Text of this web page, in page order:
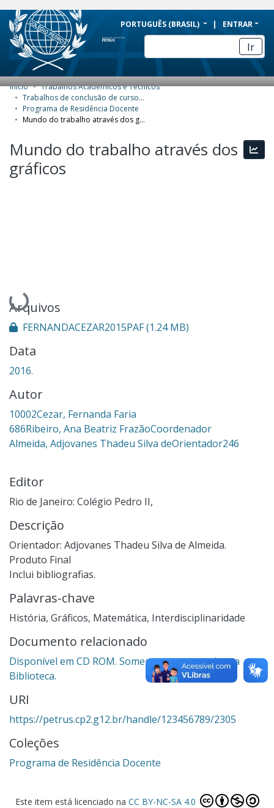
BRAZIL
Simplifique!
Comunica BR
Participe
Acesso à informação
Legislação
PORTUGUÊS (BRASIL) ENTRAR
Ir
COMUNIDADES E COLEÇÕES
NAVEGAR
ESTATÍSTICAS
SOBRE
Início
Trabalhos Acadêmicos e Técnicos
Trabalhos de conclusão de curso de Especialização
Programa de Residência Docente
Mundo do trabalho através dos gráficos
Mundo do trabalho através dos
gráficos
Carregando...
Arquivos
FERNANDACEZAR2015PAF(1.24 MB)
Data
2016.
Autor
10002Cezar, Fernanda Faria
686Ribeiro, Ana Beatriz FrazãoCoordenador
Almeida, Adjovanes Thadeu Silva deOrientador246
Editor
Rio de Janeiro: Colégio Pedro II,
Descrição
Orientador: Adjovanes Thadeu Silva de Almeida.
Produto Final
Inclui bibliografias.
Palavras-chave
História, Gráficos, Matemática, Interdisciplinaridade
Documento relacionado
Disponível em CD ROM. Somente para consulta na
Biblioteca.
URI
https://petrus.cp2.g12.br/handle/123456789/2305
Coleções
Programa de Residência Docente
Este item está licenciado na CC BY-NC-SA 4.0